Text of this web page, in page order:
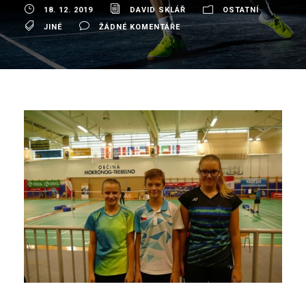
18. 12. 2019 DAVID SKLÁŘ
OSTATNÍ
JINÉ
ŽÁDNÉ KOMENTÁŘE